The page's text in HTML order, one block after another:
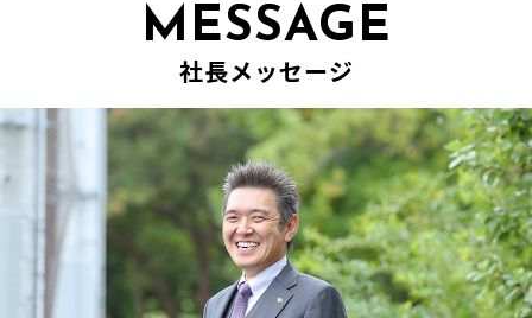
MESSAGE
社長メッセージ